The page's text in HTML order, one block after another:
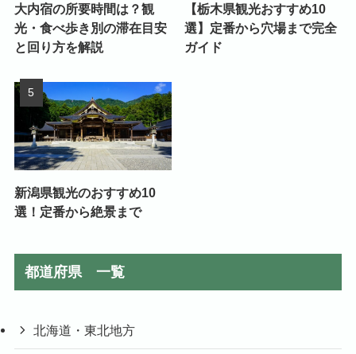
大内宿の所要時間は？観
光・食べ歩き別の滞在目安
と回り方を解説
【栃木県観光おすすめ10
選】定番から穴場まで完全
ガイド
新潟県観光のおすすめ10
選！定番から絶景まで
都道府県 一覧
北海道・東北地方